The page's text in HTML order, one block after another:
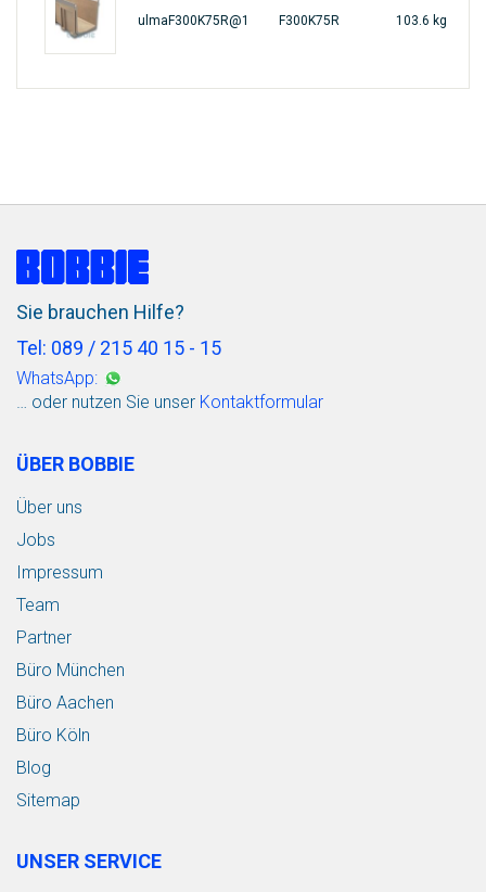
ulmaF300K75R@1 F300K75R 103.6 kg
Sie brauchen Hilfe?
Tel: 089 / 215 40 15 - 15
WhatsApp:
… oder nutzen Sie unser Kontaktformular
ÜBER BOBBIE
Über uns
Jobs
Impressum
Team
Partner
Büro München
Büro Aachen
Büro Köln
Blog
Sitemap
UNSER SERVICE